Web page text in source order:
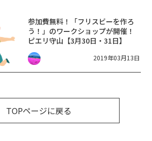
参加費無料！「フリスビーを作ろ
う！」のワークショップが開催！
ピエリ守山【3月30日・31日】
2019年03月13日
TOPページに戻る